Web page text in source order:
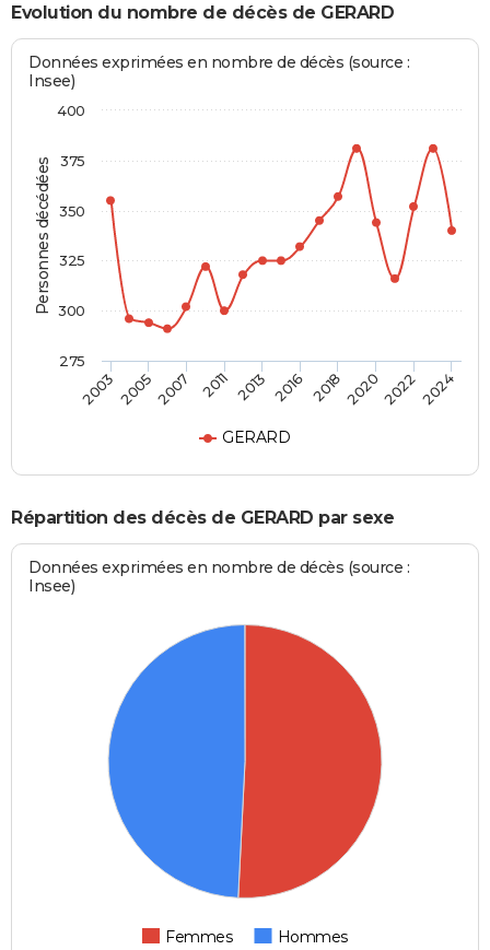
Evolution du nombre de décès de GERARD
Personnes décédées
Données exprimées en nombre de décès (source :
Insee)
GERARD
200320052007 2011 2013 2016 2018202020222024
275
300
325
350
375
400
Répartition des décès de GERARD par sexe
Données exprimées en nombre de décès (source :
Insee)
Femmes Hommes